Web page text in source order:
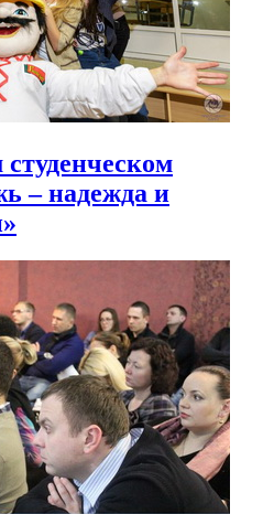
– надежда и